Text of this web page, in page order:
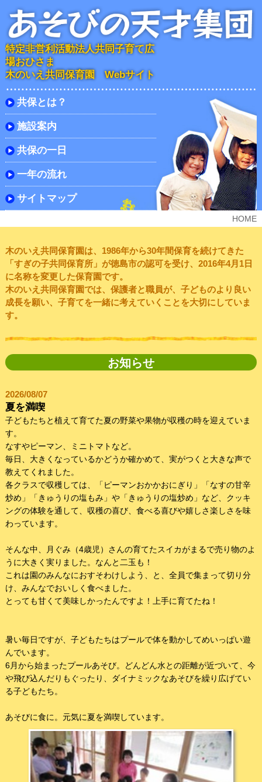
特定非営利活動法人共同子育て広
場おひさま
木のいえ共同保育園 Webサイト
共保とは？
施設案内
共保の一日
一年の流れ
サイトマップ
HOME
木のいえ共同保育園は、1986年から30年間保育を続けてきた
「すぎの子共同保育所」が徳島市の認可を受け、2016年4月1日
に名称を変更した保育園です。
木のいえ共同保育園では、保護者と職員が、子どものより良い
成長を願い、子育てを一緒に考えていくことを大切にしていま
す。
お知らせ
2026/08/07
夏を満喫
子どもたちと植えて育てた夏の野菜や果物が収穫の時を迎えていま
す。
なすやピーマン、ミニトマトなど。
毎日、大きくなっているかどうか確かめて、実がつくと大きな声で
教えてくれました。
各クラスで収穫しては、「ピーマンおかかおにぎり」「なすの甘辛
炒め」「きゅうりの塩もみ」や「きゅうりの塩炒め」など、クッキ
ングの体験を通して、収穫の喜び、食べる喜びや嬉しさ楽しさを味
わっています。
そんな中、月ぐみ（4歳児）さんの育てたスイカがまるで売り物のよ
うに大きく実りました。なんと二玉も！
これは園のみんなにおすそわけしよう、と、全員で集まって切り分
け、みんなでおいしく食べました。
とっても甘くて美味しかったんですよ！上手に育てたね！
暑い毎日ですが、子どもたちはプールで体を動かしてめいっぱい遊
んでいます。
6月から始まったプールあそび。どんどん水との距離が近づいて、今
や飛び込んだりもぐったり、ダイナミックなあそびを繰り広げてい
る子どもたち。
あそびに食に。元気に夏を満喫しています。